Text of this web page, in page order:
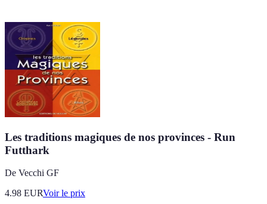
Les traditions magiques de nos provinces - Run
Futthark
De Vecchi GF
4.98 EURVoir le prix